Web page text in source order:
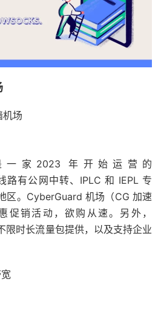
场
一家2023 年开始运营的
路有公网中转、IPLC 和 IEPL 专
区。CyberGuard 机场（CG 加速
促销活动，欲购从速。另外，
限时长流量包提供，以及支持企业